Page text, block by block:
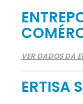
VER DADOS DA
ERTISA